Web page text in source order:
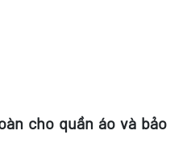
cho quần áo và bảo